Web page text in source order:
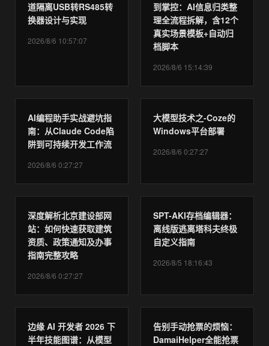
道隔离USB转RS485转
换器设计与实现
2026/8/6 10:57:07
到掌控：AI信息归类整
理全流程拆解，含12个
真实场景模板+自动归
档脚本
2026/8/6 15:14:39
AI编程助手实战避坑指
南：从Claude Code陷
阱到可持续开发工作流
2026/8/6 0:27:27
大模型技术之-Coze的
Windows平台部署
2026/8/6 0:27:27
深度解析北京建设部网
站：如何快速获取建筑
资质、政策通知及办事
指南完整攻略
2026/8/6 0:27:27
SPT-AKI存档编辑器：
离线版逃离塔科夫终极
自定义指南
2026/8/5 18:16:43
边缘 AI 开发者 2026 下
半年技能图谱：从模型
告别手动抢票的烦恼：
DamaiHelper全能抢票